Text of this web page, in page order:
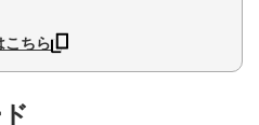
こちら